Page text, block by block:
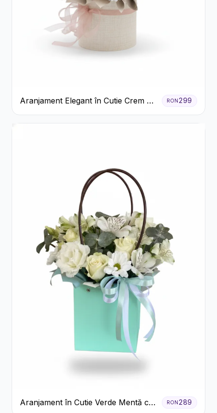
Aranjament Elegant în Cutie Crem cu
Crizanteme și Trandafiri
RON299
Aranjament în Cutie Verde Mentă cu
RON289